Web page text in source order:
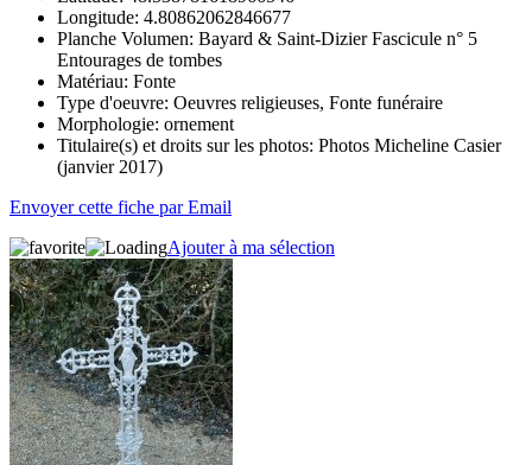
Longitude: 4.80862062846677
Planche Volumen: Bayard & Saint-Dizier Fascicule n° 5
Entourages de tombes
Matériau: Fonte
Type d'oeuvre: Oeuvres religieuses, Fonte funéraire
Morphologie: ornement
Titulaire(s) et droits sur les photos: Photos Micheline Casier
(janvier 2017)
Envoyer cette fiche par Email
Ajouter à ma sélection